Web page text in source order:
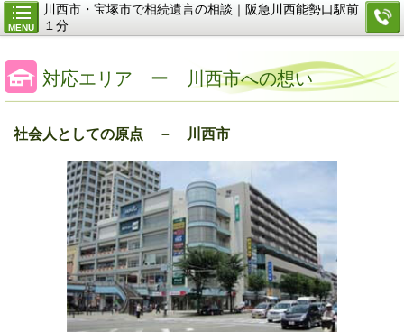
MENU
川西市・宝塚市で相続遺言の相談｜阪急川西能勢口駅前
１分
対応エリア ー 川西市への想い
社会人としての原点 － 川西市